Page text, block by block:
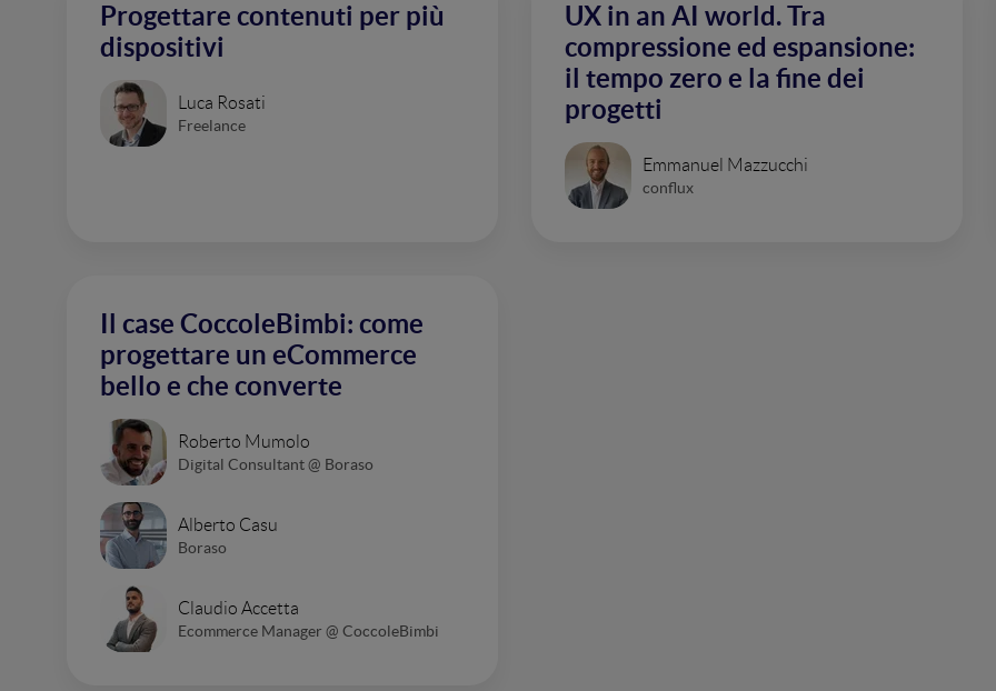
Progettare contenuti per più
dispositivi
Luca Rosati
Freelance
UX in an AI world. Tra
compressione ed espansione:
il tempo zero e la fine dei
progetti
Emmanuel Mazzucchi
conflux
Il case CoccoleBimbi: come
progettare un eCommerce
bello e che converte
Roberto Mumolo
Digital Consultant @ Boraso
Alberto Casu
Boraso
Claudio Accetta
Ecommerce Manager @ CoccoleBimbi